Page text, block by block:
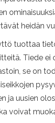
heidän
tuottaa
Tiede
se on
ja uusien
voivat